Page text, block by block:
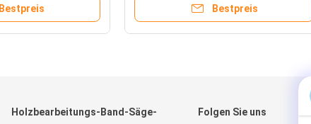
Bestpreis Bestpreis
Holzbearbeitungs-Band-Säge- Folgen Sie uns